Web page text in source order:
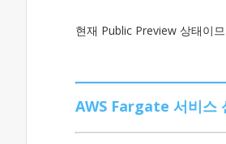
현재 Public Preview 상태이
AWS Fargate 서비스